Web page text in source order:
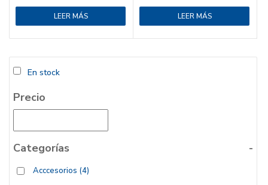
LEER MÁS LEER MÁS
En stock
Precio
Categorías -
Acccesorios (4)